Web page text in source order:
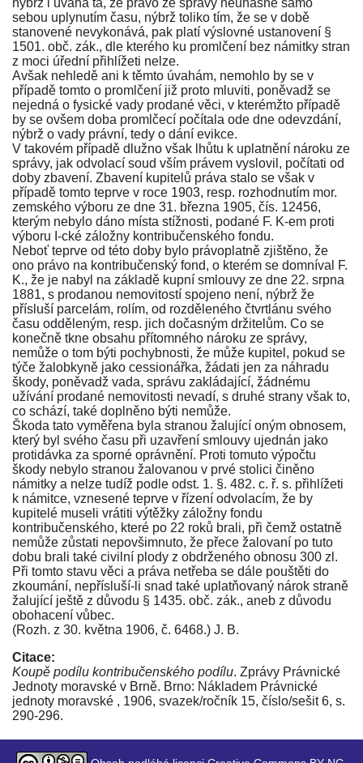
nýbrž i úvaha ta, že právo ze správy neuhasne samo
sebou uplynutím času, nýbrž toliko tím, že se v době
stanovené nevykonává, pak platí výslovné ustanovení §
1501. obč. zák., dle kterého ku promlčení bez námitky stran
z moci úřední přihlížeti nelze.
Avšak nehledě ani k těmto úvahám, nemohlo by se v
případě tomto o promlčení již proto mluviti, poněvadž se
nejedná o fysické vady prodané věci, v kterémžto případě
by se ovšem doba promlčecí počítala ode dne odevzdání,
nýbrž o vady právní, tedy o dání evikce.
V takovém případě dlužno však lhůtu k uplatnění nároku ze
správy, jak odvolací soud vším právem vyslovil, počítati od
doby zbavení. Zbavení kupitelů práva stalo se však v
případě tomto teprve v roce 1903, resp. rozhodnutím mor.
zemského výboru ze dne 31. března 1905, čís. 12456,
kterým nebylo dáno místa stížnosti, podané F. K-em proti
výboru I-cké záložny kontribučenského fondu.
Neboť teprve od této doby bylo právoplatně zjištěno, že
ono právo na kontribučenský fond, o kterém se domníval F.
K., že je nabyl na základě kupní smlouvy ze dne 22. srpna
1881, s prodanou nemovitostí spojeno není, nýbrž že
přísluší parcelám, rolím, od rozděleného čtvrtlánu svého
času odděleným, resp. jich dočasným držitelům. Co se
konečně tkne obsahu přítomného nároku ze správy,
nemůže o tom býti pochybnosti, že může kupitel, pokud se
týče žalobkyně jako cessionářka, žádati jen za náhradu
škody, poněvadž vada, správu zakládající, žádnému
užívání prodané nemovitosti nevadí, s druhé strany však to,
co schází, také doplněno býti nemůže.
Škoda tato vyměřena byla stranou žalující oným obnosem,
který byl svého času při uzavření smlouvy ujednán jako
protidávka za sporné oprávnění. Proti tomuto výpočtu
škody nebylo stranou žalovanou v prvé stolici činěno
námitky a nelze tudíž podle odst. 1. §. 482. c. ř. s. přihlížeti
k námitce, vznesené teprve v řízení odvolacím, že by
kupitelé museli vrátiti výtěžky záložny fondu
kontribučenského, které po 22 roků brali, při čemž ostatně
nemůže zůstati nepovšimnuto, že přece žalovaní po tuto
dobu brali také civilní plody z obdrženého obnosu 300 zl.
Při tomto stavu věci a práva netřeba se dále pouštěti do
zkoumání, nepřísluší-li snad také uplatňovaný nárok straně
žalující ještě z důvodu § 1435. obč. zák., aneb z důvodu
obohacení vůbec.
(Rozh. z 30. května 1906, č. 6468.) J. B.
Citace:
Koupě podílu kontribučenského podílu. Zprávy Právnické
Jednoty moravské v Brně. Brno: Nákladem Právnické
jednoty moravské , 1906, svazek/ročník 15, číslo/sešit 6, s.
290-296.